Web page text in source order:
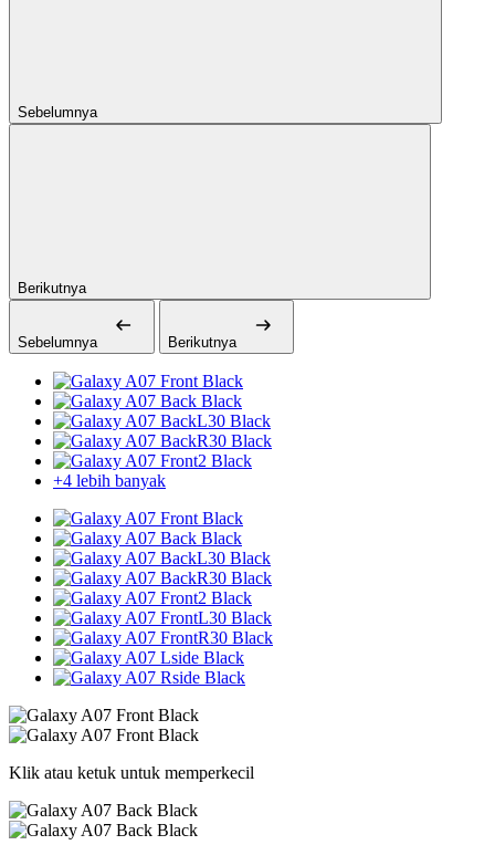
Sebelumnya
Berikutnya
Sebelumnya Berikutnya
+4 lebih banyak
Klik atau ketuk untuk memperkecil